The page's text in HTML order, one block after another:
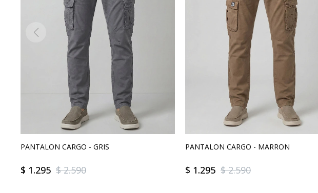
PANTALON CARGO - GRIS
$ 1.295 $ 2.590
PANTALON CARGO - MARRON
$ 1.295 $ 2.590